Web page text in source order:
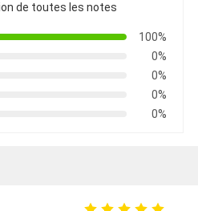
de toutes les notes
100%
0%
0%
0%
0%